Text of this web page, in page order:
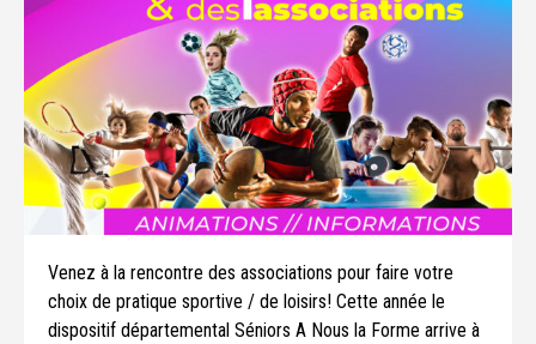
Venez à la rencontre des associations pour faire votre
choix de pratique sportive / de loisirs! Cette année le
dispositif départemental Séniors A Nous la Forme arrive à